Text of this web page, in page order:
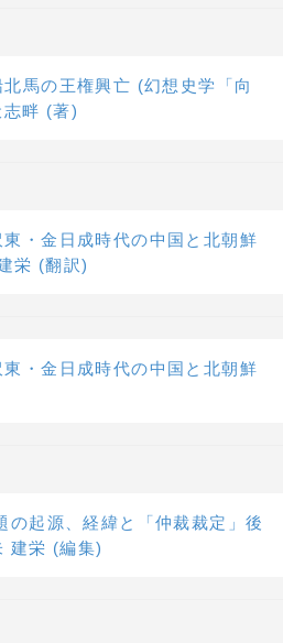
馬の王権興亡 (幻想史学「向
志畔 (著)
・金日成時代の中国と北朝鮮
栄 (翻訳)
・金日成時代の中国と北朝鮮
の起源、経緯と「仲裁裁定」後
建栄 (編集)